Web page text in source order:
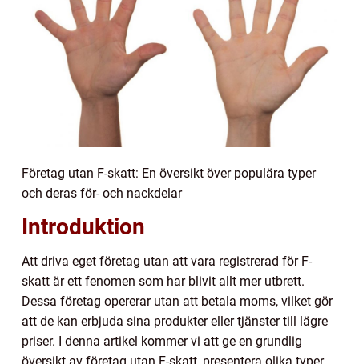
Företag utan F-skatt: En översikt över populära typer
och deras för- och nackdelar
Introduktion
Att driva eget företag utan att vara registrerad för F-
skatt är ett fenomen som har blivit allt mer utbrett.
Dessa företag opererar utan att betala moms, vilket gör
att de kan erbjuda sina produkter eller tjänster till lägre
priser. I denna artikel kommer vi att ge en grundlig